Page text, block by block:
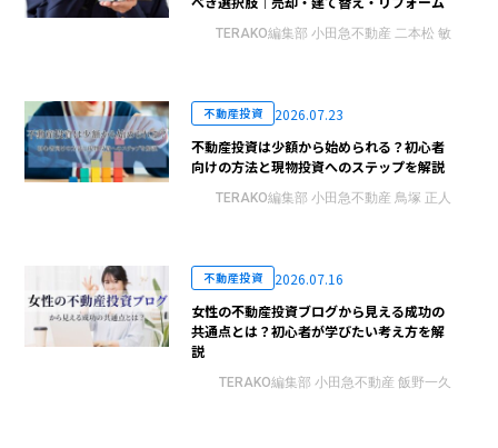
TERAKO編集部 小田急不動産 二本松 敏
不動産投資
2026.07.23
不動産投資は少額から始められる？初心者
向けの方法と現物投資へのステップを解説
TERAKO編集部 小田急不動産 鳥塚 正人
不動産投資
2026.07.16
女性の不動産投資ブログから見える成功の
共通点とは？初心者が学びたい考え方を解
説
TERAKO編集部 小田急不動産 飯野一久